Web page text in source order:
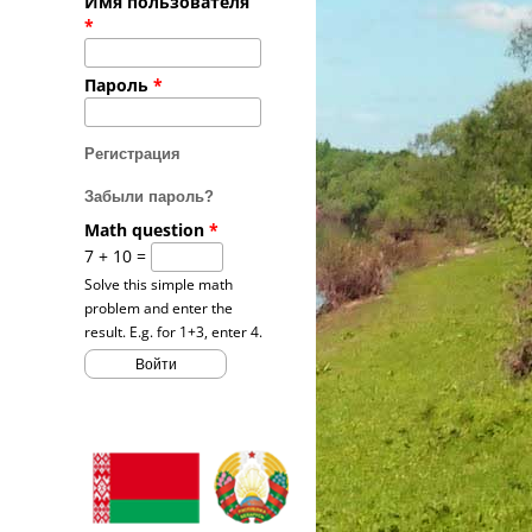
*
Пароль *
Регистрация
Забыли пароль?
Math question *
7 + 10 =
Solve this simple math
problem and enter the
result. E.g. for 1+3, enter 4.